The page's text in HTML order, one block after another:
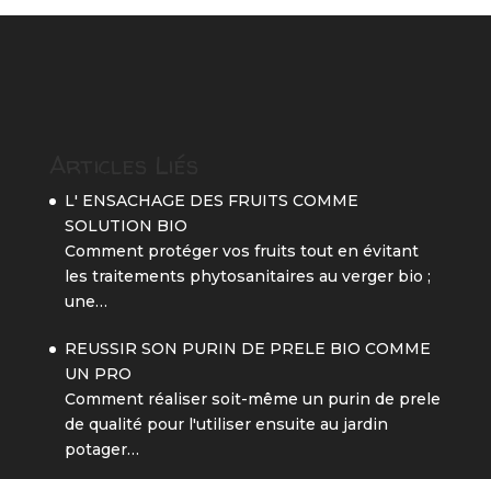
L' ENSACHAGE DES FRUITS COMME
SOLUTION BIO
Comment protéger vos fruits tout en évitant
les traitements phytosanitaires au verger bio ;
une…
REUSSIR SON PURIN DE PRELE BIO COMME
UN PRO
Comment réaliser soit-même un purin de prele
de qualité pour l'utiliser ensuite au jardin
potager…